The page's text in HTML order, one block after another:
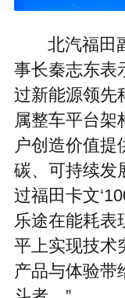
北汽福田
事长秦志东表
过新能源领先
属整车平台架
户创造价值提
碳、可持续发
过福田卡文
乐途在能耗表
平上实现技术
产品与体验带